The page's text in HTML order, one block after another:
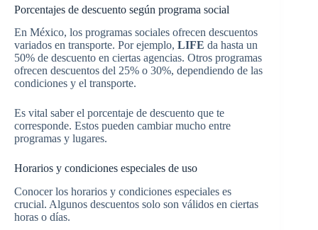
Porcentajes de descuento según programa social
En México, los programas sociales ofrecen descuentos
variados en transporte. Por ejemplo, LIFE da hasta un
50% de descuento en ciertas agencias. Otros programas
ofrecen descuentos del 25% o 30%, dependiendo de las
condiciones y el transporte.
Es vital saber el porcentaje de descuento que te
corresponde. Estos pueden cambiar mucho entre
programas y lugares.
Horarios y condiciones especiales de uso
Conocer los horarios y condiciones especiales es
crucial. Algunos descuentos solo son válidos en ciertas
horas o días.